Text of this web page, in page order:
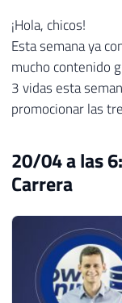
¡Hola, chicos!
Esta semana ya
mucho contenido
3 vidas esta
promocionar las
20/04 a las
Carrera